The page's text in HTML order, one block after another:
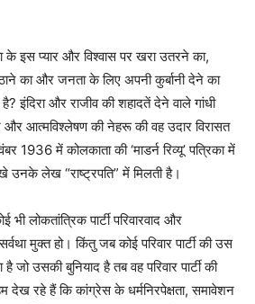
इस प्यार और विश्वास पर खरा उतरने का,
का और जनता के लिए अपनी कुर्बानी देने का
इंदिरा और राजीव की शहादतें देने वाले गांधी
और आत्मविश्लेषण की नेहरू की वह उदार विरासत
1936 में कोलकाता की ‘माडर्न रिव्यू’ पत्रिका में
उनके लेख “राष्ट्रपति” में मिलती है।
भी लोकतांत्रिक पार्टी परिवारवाद और
मुक्त हो। किंतु जब कोई परिवार पार्टी की उस
है जो उसकी बुनियाद है तब वह परिवार पार्टी की
रहे हैं कि कांग्रेस के धर्मनिरपेक्षता, समावेशन